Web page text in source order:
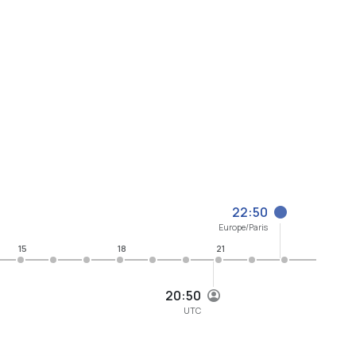
20:50
UTC
22:50
Europe/Paris
15 18 21